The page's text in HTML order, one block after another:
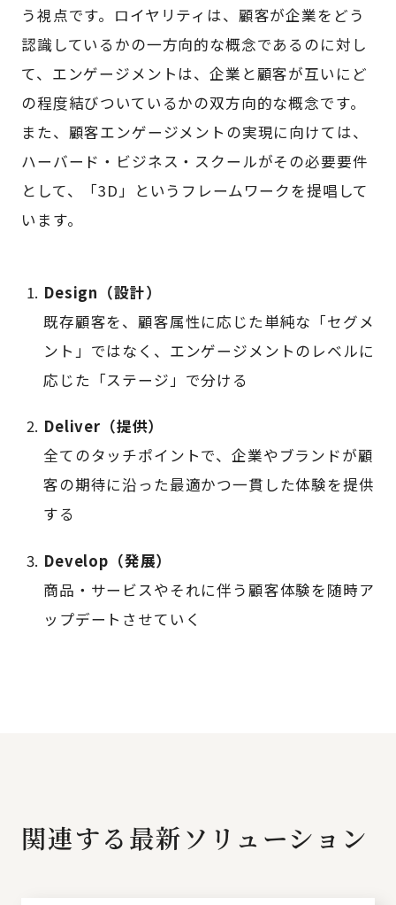
う視点です。ロイヤリティは、顧客が企業をどう
認識しているかの一方向的な概念であるのに対し
て、エンゲージメントは、企業と顧客が互いにど
の程度結びついているかの双方向的な概念です。
また、顧客エンゲージメントの実現に向けては、
ハーバード・ビジネス・スクールがその必要要件
として、「3D」というフレームワークを提唱して
います。
Design（設計）
既存顧客を、顧客属性に応じた単純な「セグメ
ント」ではなく、エンゲージメントのレベルに
応じた「ステージ」で分ける
Deliver（提供）
全てのタッチポイントで、企業やブランドが顧
客の期待に沿った最適かつ一貫した体験を提供
する
Develop（発展）
商品・サービスやそれに伴う顧客体験を随時ア
ップデートさせていく
関連する最新ソリューション